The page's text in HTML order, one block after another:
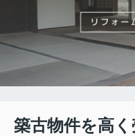
築古物件を高